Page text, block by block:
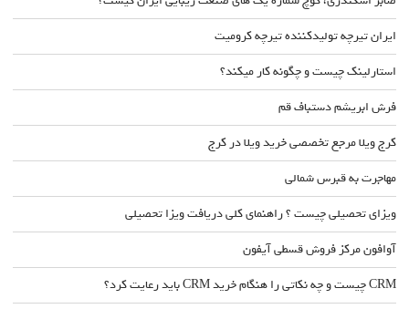
ایران تیرچه تولیدکننده تیرچه کرومیت
استارلینک چیست و چگونه کار میکند؟
فرش ابریشم دستباف قم
کرج ویلا مرجع تخصصی خرید ویلا در کرج
مهاجرت به قبرس شمالی
ویزای تحصیلی چیست ؟ راهنمای کلی دریافت ویزا تحصیلی
آوافون مرکز فروش قسطی آیفون
CRM چیست و چه نکاتی را هنگام خرید CRM باید رعایت کرد؟